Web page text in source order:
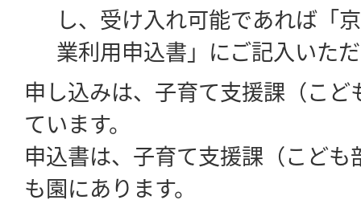
し、受け入れ可能であれば「
業利用申込書」にご記入いた
申し込みは、子育て支援課（こ
ています。
申込書は、子育て支援課（こど
も園にあります。